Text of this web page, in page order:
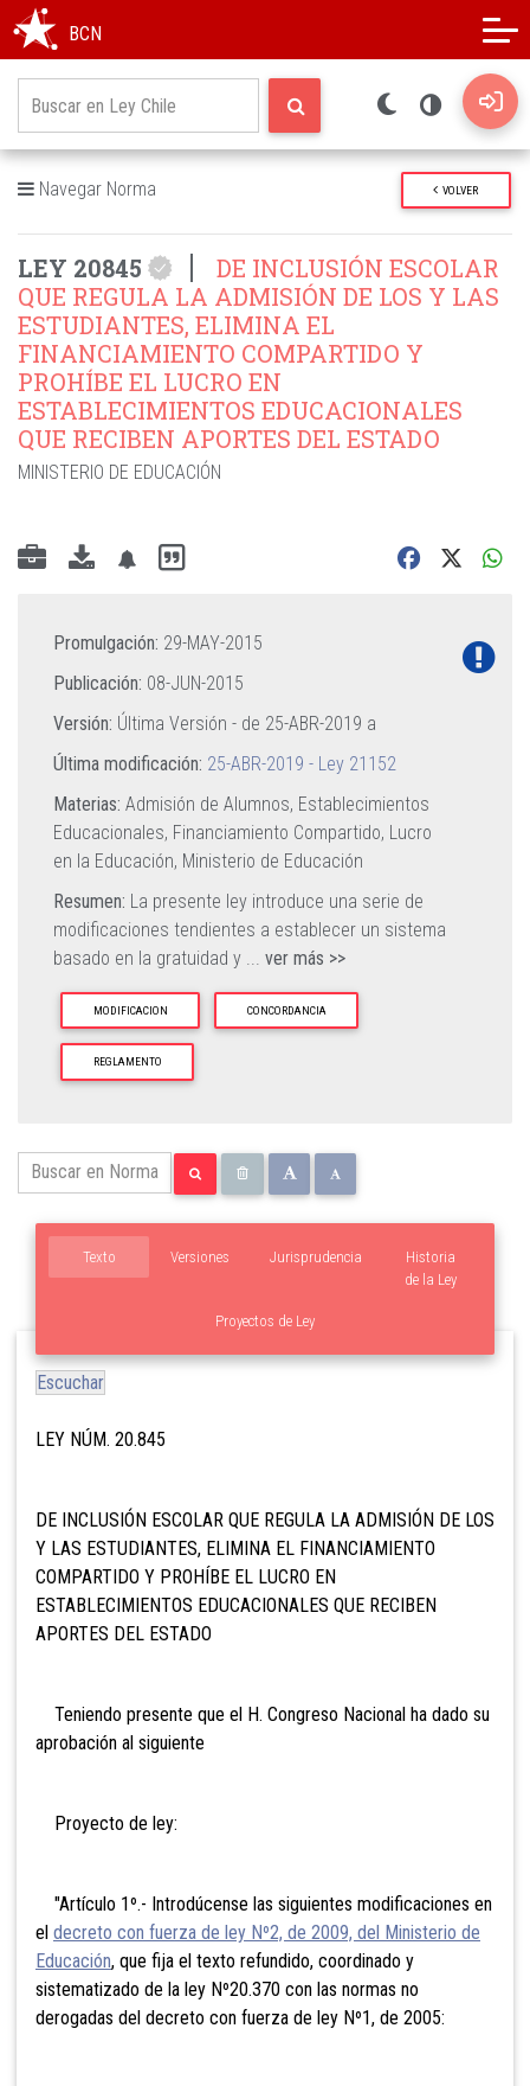
BCN
Navegar Norma VOLVER
LEY 20845
DE INCLUSIÓN ESCOLAR
QUE REGULA LA ADMISIÓN DE LOS Y LAS
ESTUDIANTES, ELIMINA EL
FINANCIAMIENTO COMPARTIDO Y
PROHÍBE EL LUCRO EN
ESTABLECIMIENTOS EDUCACIONALES
QUE RECIBEN APORTES DEL ESTADO
MINISTERIO DE EDUCACIÓN
Promulgación: 29-MAY-2015
Publicación: 08-JUN-2015
Versión: Última Versión - de 25-ABR-2019 a
Última modificación: 25-ABR-2019 - Ley 21152
Materias: Admisión de Alumnos, Establecimientos
Educacionales, Financiamiento Compartido, Lucro
en la Educación, Ministerio de Educación
Resumen: La presente ley introduce una serie de
modificaciones tendientes a establecer un sistema
basado en la gratuidad y ... ver más >>
MODIFICACION CONCORDANCIA
REGLAMENTO
Texto Versiones Jurisprudencia
Proyectos de Ley
Historia
de la Ley
Escuchar
LEY NÚM. 20.845
DE INCLUSIÓN ESCOLAR QUE REGULA LA ADMISIÓN DE LOS
Y LAS ESTUDIANTES, ELIMINA EL FINANCIAMIENTO
COMPARTIDO Y PROHÍBE EL LUCRO EN
ESTABLECIMIENTOS EDUCACIONALES QUE RECIBEN
APORTES DEL ESTADO
Teniendo presente que el H. Congreso Nacional ha dado su
aprobación al siguiente
Proyecto de ley:
"Artículo 1º.- Introdúcense las siguientes modificaciones en
el decreto con fuerza de ley Nº2, de 2009, del Ministerio de
Educación, que fija el texto refundido, coordinado y
sistematizado de la ley Nº20.370 con las normas no
derogadas del decreto con fuerza de ley Nº1, de 2005: